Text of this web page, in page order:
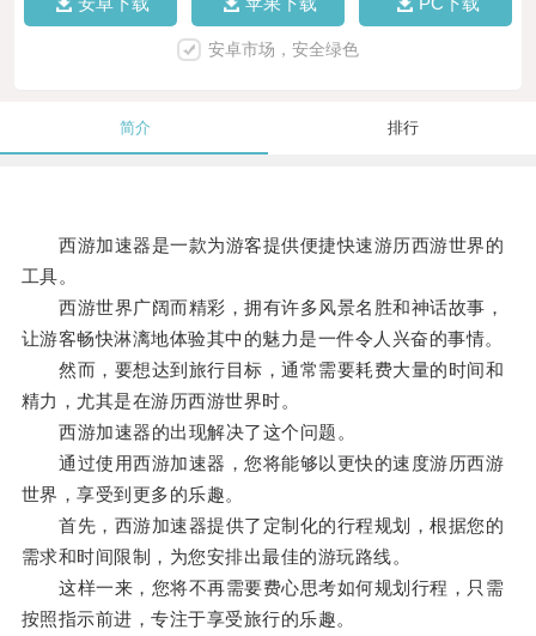
安卓市场，安全绿色
简介 排行
西游加速器是一款为游客提供便捷快速游历西游世界的
工具。
西游世界广阔而精彩，拥有许多风景名胜和神话故事，
让游客畅快淋漓地体验其中的魅力是一件令人兴奋的事情。
然而，要想达到旅行目标，通常需要耗费大量的时间和
精力，尤其是在游历西游世界时。
西游加速器的出现解决了这个问题。
通过使用西游加速器，您将能够以更快的速度游历西游
世界，享受到更多的乐趣。
首先，西游加速器提供了定制化的行程规划，根据您的
需求和时间限制，为您安排出最佳的游玩路线。
这样一来，您将不再需要费心思考如何规划行程，只需
按照指示前进，专注于享受旅行的乐趣。